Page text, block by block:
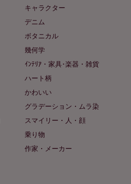
キャラクター
デニム
ボタニカル
幾何学
ｲﾝﾃﾘｱ・家具･楽器・雑貨
ハート柄
かわいい
グラデーション・ムラ染
スマイリー・人・顔
乗り物
作家・メーカー